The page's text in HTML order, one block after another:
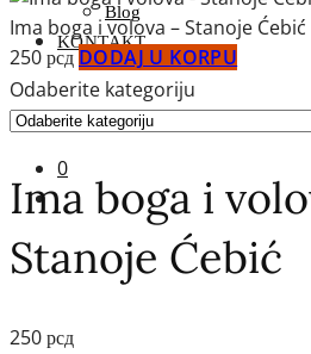
Blog
KONTAKT
Odaberite kategoriju
0
Ima boga i volova – Stanoje Ćebić
250рсд DODAJ U KORPU
Ima boga i
Stanoje Ćebić
250рсд